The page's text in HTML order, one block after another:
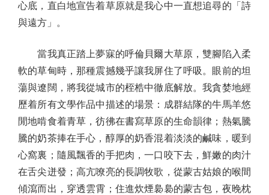
心底，直白地宣告着草原就是我心中一直想追尋的「詩
與遠方」。
當我真正踏上夢寐的呼倫貝爾大草原，雙腳陷入柔
軟的草甸時，那種震撼幾乎讓我屏住了呼吸。眼前的坦
蕩與遼闊，將我從城市的桎梏中徹底解放。我貪婪地經
歷着所有文學作品中描述的場景：成群結隊的牛馬羊悠
閒地啃食着青草，彷彿在書寫草原的生命韻律；熱氣騰
騰的奶茶捧在手心，醇厚的奶香混着淡淡的鹹味，暖到
心窩裏；隨風飄香的手把肉，一口咬下去，鮮嫩的肉汁
在舌尖迸發；高亢嘹亮的長調牧歌，從蒙古姑娘的喉間
傾瀉而出，穿透雲霄；住進炊煙裊裊的蒙古包，夜晚枕